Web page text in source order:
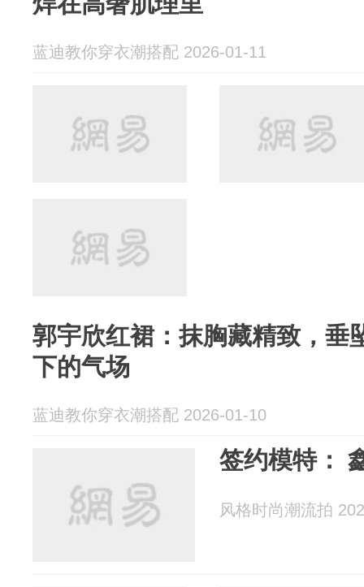
蓝迪教你穿衣潮搭配 2026-01-11
郭宇欣红裙：抹胸藏精致，垂
下的气场
蓝迪教你穿衣潮搭配 2026-01-10
签约模特：
风格时尚潮流拍